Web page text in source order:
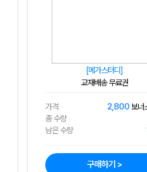
[메가스터디]
교재배송 무료권
가격 2,800 보너
총 수량
남은 수량
구매하기 >